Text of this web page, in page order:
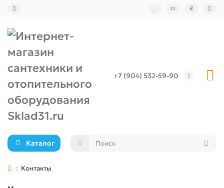
₽
+7 (904) 532-59-90
Каталог
Контакты